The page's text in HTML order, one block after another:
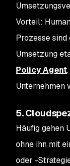
Vorteil:
Prozesse
Umsetzung
Policy Agent
Unternehmen
5.
Häufig gehen
ohne ihn mit
oder -